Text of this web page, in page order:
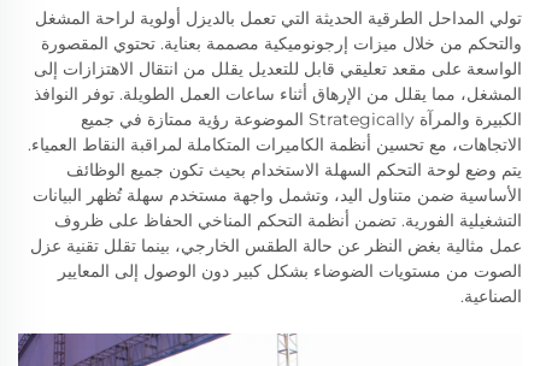
تولي المداحل الطرقية الحديثة التي تعمل بالديزل أولوية لراحة المشغل
والتحكم من خلال ميزات إرجونوميكية مصممة بعناية. تحتوي المقصورة
الواسعة على مقعد تعليقي قابل للتعديل يقلل من انتقال الاهتزازات إلى
المشغل، مما يقلل من الإرهاق أثناء ساعات العمل الطويلة. توفر النوافذ
الكبيرة والمرآة Strategically الموضوعة رؤية ممتازة في جميع
الاتجاهات، مع تحسين أنظمة الكاميرات المتكاملة لمراقبة النقاط العمياء.
يتم وضع لوحة التحكم السهلة الاستخدام بحيث تكون جميع الوظائف
الأساسية ضمن متناول اليد، وتشمل واجهة مستخدم سهلة تُظهر البيانات
التشغيلية الفورية. تضمن أنظمة التحكم المناخي الحفاظ على ظروف
عمل مثالية بغض النظر عن حالة الطقس الخارجي، بينما تقلل تقنية عزل
الصوت من مستويات الضوضاء بشكل كبير دون الوصول إلى المعايير
الصناعية.